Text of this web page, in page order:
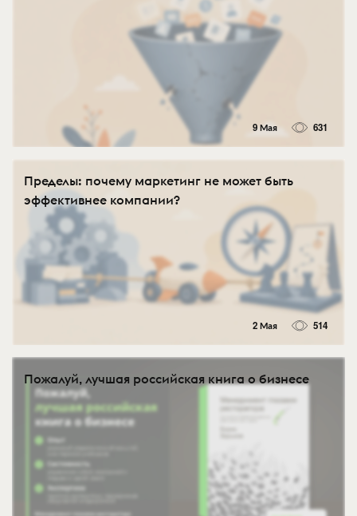
9 Мая 631
Пределы: почему маркетинг не может быть
эффективнее компании?
2 Мая 514
Пожалуй, лучшая российская книга о бизнесе